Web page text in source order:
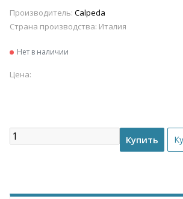
Производитель: Calpeda
Страна производства: Италия
Нет в наличии
Цена: